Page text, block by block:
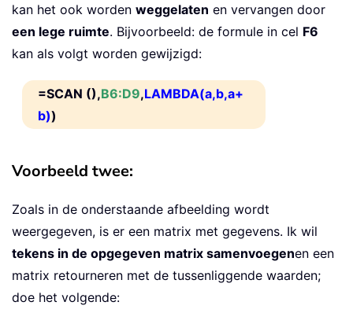
kan het ook worden weggelaten en vervangen door
een lege ruimte. Bijvoorbeeld: de formule in cel F6
kan als volgt worden gewijzigd:
=SCAN (),B6:D9,LAMBDA(a,b,a+
b))
Voorbeeld twee:
Zoals in de onderstaande afbeelding wordt
weergegeven, is er een matrix met gegevens. Ik wil
tekens in de opgegeven matrix samenvoegenen een
matrix retourneren met de tussenliggende waarden;
doe het volgende: